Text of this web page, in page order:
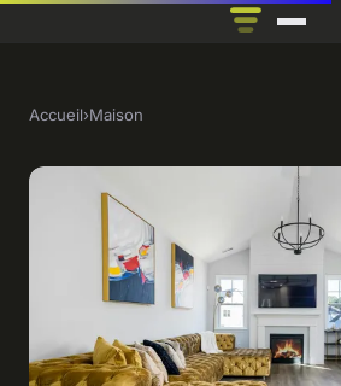
Accueil›Maison